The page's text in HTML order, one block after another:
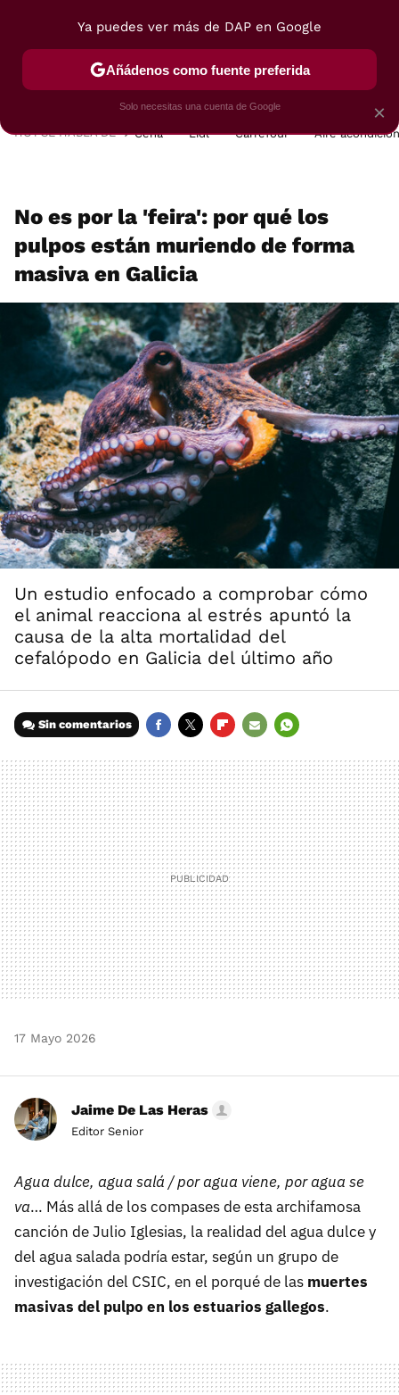
POSTRES VIAJES SELECCIÓN VEGUI
HOY SE HABLA DE Cena Lidl Carrefour Aire
No es por la 'feira': por qué los
pulpos están muriendo de forma
masiva en Galicia
Un estudio enfocado a comprobar cómo
el animal reacciona al estrés apuntó la
causa de la alta mortalidad del
cefalópodo en Galicia del último año
Sin comentarios
MAIL
17 Mayo 2026
Jaime De Las Heras
Editor Senior
Agua dulce, agua salá / por agua viene, por agua se
va… Más allá de los compases de esta archifamosa
canción de Julio Iglesias, la realidad del agua dulce y
del agua salada podría estar, según un grupo de
investigación del CSIC, en el porqué de las muertes
masivas del pulpo en los estuarios gallegos.
×
Ya puedes ver más de DAP en Google
Añádenos como fuente preferida
Solo necesitas una cuenta de Google